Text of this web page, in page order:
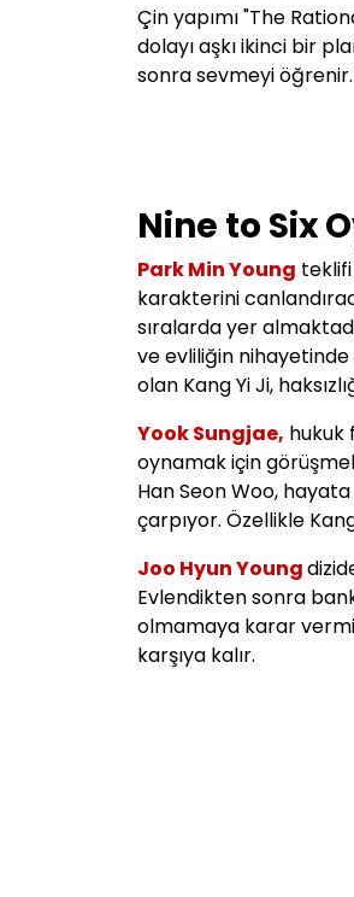
Çin yapımı "The
dolayı aşkı ikinci bir
sonra sevmeyi
Nine to Six
Park Min Young
karakterini
sıralarda yer
ve evliliğin
olan Kang Yi Ji,
Yook Sungjae, hukuk
oynamak için
Han Seon Woo,
çarpıyor. Özellikle
Joo Hyun Young
Evlendikten sonra
olmamaya karar
karşıya kalır.